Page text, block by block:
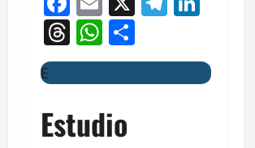
Threads
WhatsApp
E
Estudio